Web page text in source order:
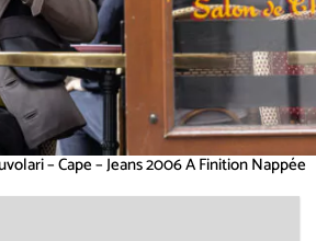
– Cape – Jeans 2006 A Finition Nappée